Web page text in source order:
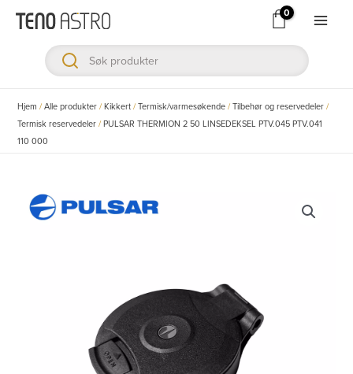
Hopp
innholdet
Hjem /Alle produkter /Kikkert /Termisk/varmesøkende /Tilbehør og reservedeler /
Termisk reservedeler /PULSAR THERMION 2 50 LINSEDEKSEL PTV.045 PTV.041
110 000